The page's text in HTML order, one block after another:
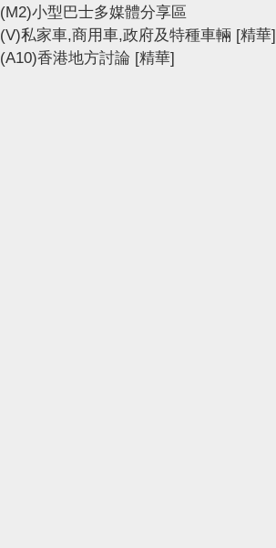
(M2)小型巴士多媒體分享區
(V)私家車,商用車,政府及特種車輛 [精華]
(A10)香港地方討論 [精華]